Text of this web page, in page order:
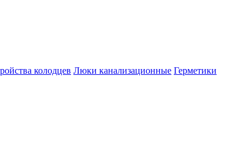
колодцев Люки канализационные Герметики